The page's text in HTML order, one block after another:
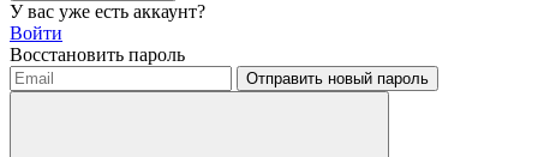
У вас уже есть аккаунт?
Войти
Восстановить пароль
Отправить новый пароль